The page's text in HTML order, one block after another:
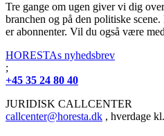
Tre gange om ugen giver vi dig
branchen og på den politiske
er abonnenter. Vil du også være
HORESTAs nyhedsbrev
;
+45 35 24 80 40
JURIDISK CALLCENTER
callcenter@horesta.dk , hverdage